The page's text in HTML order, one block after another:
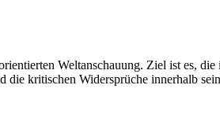
Weltanschauung. Ziel ist es, die
kritischen Widersprüche innerhalb